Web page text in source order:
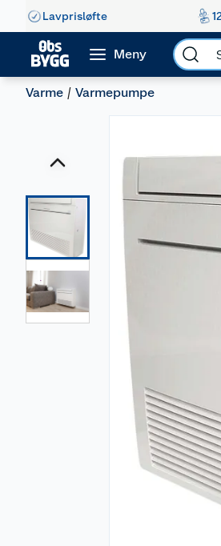
Lavprisløfte
Meny
Varme Varmepumpe